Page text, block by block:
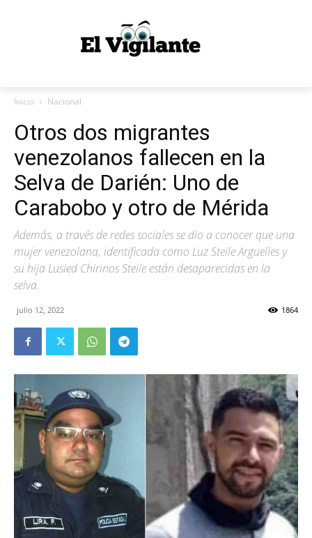
Inicio Nacional
Otros dos migrantes
venezolanos fallecen en la
Selva de Darién: Uno de
Carabobo y otro de Mérida
Además, a través de redes sociales se dio a conocer que una
mujer venezolana, identificada como Luz Steile Arguelles y
su hija Lusied Chirinos Steile están desaparecidas en la
selva.
julio 12, 2022 1864